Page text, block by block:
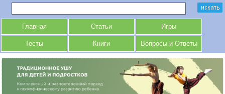
Главная Статьи Игры
Тесты Книги Вопросы и Ответы